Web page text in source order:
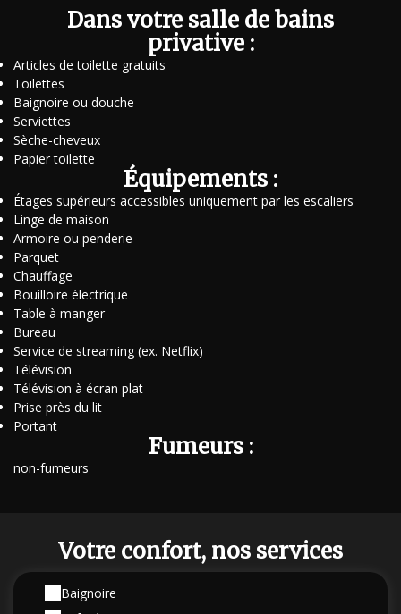
Dans votre salle de bains
privative :
Articles de toilette gratuits
Toilettes
Baignoire ou douche
Serviettes
Sèche-cheveux
Papier toilette
Équipements :
Étages supérieurs accessibles uniquement par les escaliers
Linge de maison
Armoire ou penderie
Parquet
Chauffage
Bouilloire électrique
Table à manger
Bureau
Service de streaming (ex. Netflix)
Télévision
Télévision à écran plat
Prise près du lit
Portant
Fumeurs :
non-fumeurs
Votre confort, nos services
Baignoire